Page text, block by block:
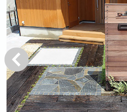
戻る